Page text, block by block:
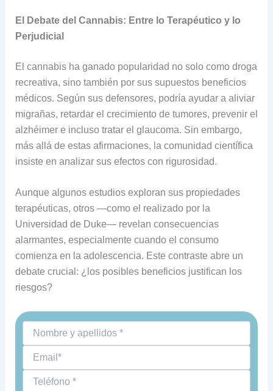
El Debate del Cannabis: Entre lo Terapéutico y lo
Perjudicial
El cannabis ha ganado popularidad no solo como droga
recreativa, sino también por sus supuestos beneficios
médicos. Según sus defensores, podría ayudar a aliviar
migrañas, retardar el crecimiento de tumores, prevenir el
alzhéimer e incluso tratar el glaucoma. Sin embargo,
más allá de estas afirmaciones, la comunidad científica
insiste en analizar sus efectos con rigurosidad.
Aunque algunos estudios exploran sus propiedades
terapéuticas, otros —como el realizado por la
Universidad de Duke— revelan consecuencias
alarmantes, especialmente cuando el consumo
comienza en la adolescencia. Este contraste abre un
debate crucial: ¿los posibles beneficios justifican los
riesgos?